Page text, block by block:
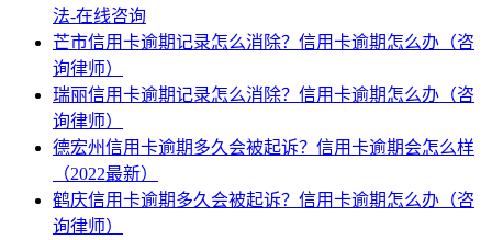
法-在线咨询
芒市信用卡逾期记录怎么消除？信用卡逾期怎么办（咨
询律师）
瑞丽信用卡逾期记录怎么消除？信用卡逾期怎么办（咨
询律师）
德宏州信用卡逾期多久会被起诉？信用卡逾期会怎么样
（2022最新）
鹤庆信用卡逾期多久会被起诉？信用卡逾期怎么办（咨
询律师）